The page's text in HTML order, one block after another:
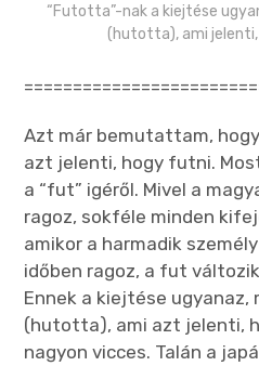
“Futotta”-nak a kiejtése
(hutotta), ami
Azt már bemutattam, hogy
azt jelenti, hogy futni.
a “fut” igéről. Mivel a
ragoz, sokféle minden
amikor a harmadik
időben ragoz, a fut
Ennek a kiejtése ugyanaz,
(hutotta), ami azt jelenti,
nagyon vicces. Talán a